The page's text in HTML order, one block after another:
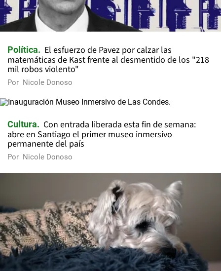
Política
El esfuerzo de Pavez por calzar las
matemáticas de Kast frente al desmentido de los "218
mil robos violento"
Por Nicole Donoso
Cultura
Con entrada liberada esta fin de semana:
abre en Santiago el primer museo inmersivo
permanente del país
Por Nicole Donoso